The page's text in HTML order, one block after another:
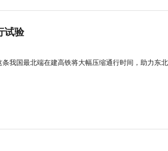
试验
我国最北端在建高铁将大幅压缩通行时间，助力东